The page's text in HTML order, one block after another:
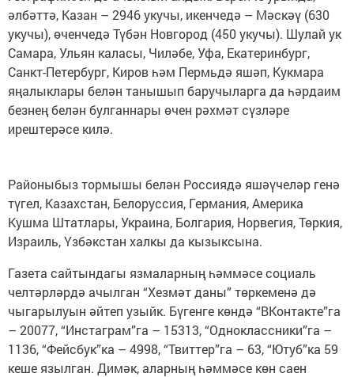
әлбәттә, Казан – 2946 укучы, икенчедә – Мәскәү (630
укучы), өченчедә Түбән Новгород (450 укучы). Шулай ук
Самара, Ульян каласы, Чиләбе, Уфа, Екатеринбург,
Санкт-Петербург, Киров һәм Пермьдә яшәп, Кукмара
яңалыклары белән танышып баручыларга да һәрдаим
безнең белән булганнары өчен рәхмәт сүзләре
ирештерәсе килә.
Районыбыз тормышы белән Россиядә яшәүчеләр генә
түгел, Казахстан, Белоруссия, Германия, Америка
Кушма Штатлары, Украина, Болгария, Норвегия, Төркия,
Израиль, Үзбәкстан халкы да кызыксына.
Газета сайтындагы язмаларның һәммәсе социаль
челтәрләрдә ачылган “Хезмәт даны” төркеменә дә
чыгарылуын әйтеп узыйк. Бүгенге көндә “ВКонтакте”га
– 20077, “Инстаграм”га – 15313, “Одноклассники”га –
1136, “Фейсбук”ка – 4998, “Твиттер”га – 63, “Ютуб”ка 59
кеше язылган. Димәк, аларның һәммәсе көн саен